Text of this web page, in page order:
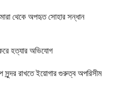
থেকে অপহৃত সোহার সন্ধান
হত্যার অভিযোগ
রাখতে ইয়োগার গুরুত্ব অপরিসীম